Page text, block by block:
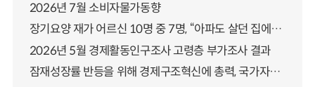
2026년 7월 소비자물가동향
장기요양 재가 어르신 10명 중 7명, “아파도 살던 집에서 살겠다” 「2025년 장기요양실태조사」 결과 발표
2026년 5월 경제활동인구조사 고령층 부가조사 결과
잠재성장률 반등을 위해 경제구조혁신에 총력, 국가자산 관리체계 대전환